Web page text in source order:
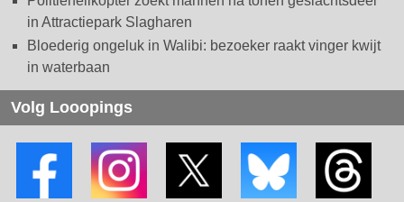
in Attractiepark Slagharen
Bloederig ongeluk in Walibi: bezoeker raakt vinger kwijt
in waterbaan
Volg Looopings